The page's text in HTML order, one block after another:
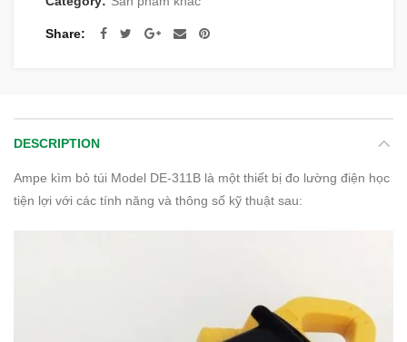
Share
DESCRIPTION
Ampe kìm bỏ túi Model DE-311B là một thiết bị đo lường điện học
tiện lợi với các tính năng và thông số kỹ thuật sau: